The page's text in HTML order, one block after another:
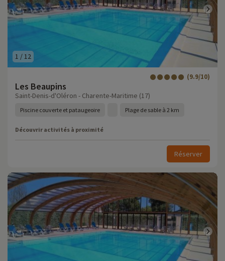
1 /12
Les Beaupins
(9.9/10)
Saint-Denis-d'Oléron - Charente-Maritime (17)
Piscine couverte et pataugeoire Plage de sable à 2 km
Découvrir activités à proximité
Réserver